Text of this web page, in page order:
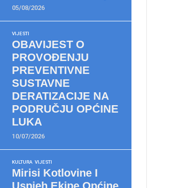
05/08/2026
VIJESTI
OBAVIJEST O
PROVOĐENJU
PREVENTIVNE
SUSTAVNE
DERATIZACIJE NA
PODRUČJU OPĆINE
LUKA
10/07/2026
KULTURA VIJESTI
Mirisi Kotlovine I
Uspjeh Ekipe Općine